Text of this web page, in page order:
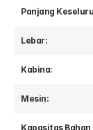
Panjang
Lebar:
Kabina:
Mesin:
Kapasitas Bahan